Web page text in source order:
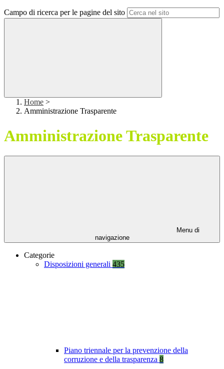
Campo di ricerca per le pagine del sito
Home >
Amministrazione Trasparente
Amministrazione Trasparente
Menu di
navigazione
Categorie
Disposizioni generali 435
Piano triennale per la prevenzione della
corruzione e della trasparenza 8